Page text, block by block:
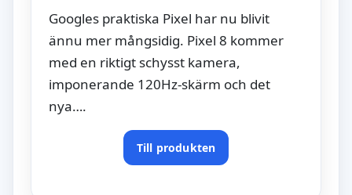
Googles praktiska Pixel har nu blivit
ännu mer mångsidig. Pixel 8 kommer
med en riktigt schysst kamera,
imponerande 120Hz-skärm och det
nya….
Till produkten